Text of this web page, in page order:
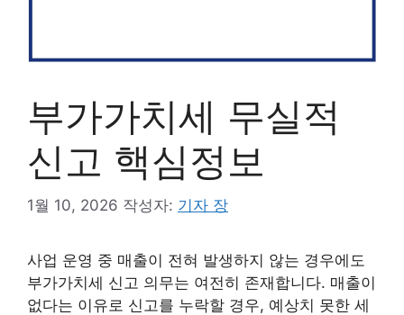
부가가치세 무실적
신고 핵심정보
1월 10, 2026 작성자: 기자 장
사업 운영 중 매출이 전혀 발생하지 않는 경우에도
부가가치세 신고 의무는 여전히 존재합니다. 매출이
없다는 이유로 신고를 누락할 경우, 예상치 못한 세